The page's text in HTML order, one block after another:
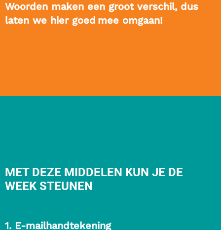
Woorden maken een groot verschil, dus
laten we hier goed mee omgaan!
MET DEZE MIDDELEN KUN JE DE
WEEK STEUNEN
1. E-mailhandtekening